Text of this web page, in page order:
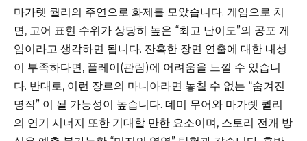
마가렛 퀄리의 주연으로 화제를 모았습니다. 게임으로 치
면, 고어 표현 수위가 상당히 높은 “최고 난이도”의 공포 게
임이라고 생각하면 됩니다. 잔혹한 장면 연출에 대한 내성
이 부족하다면, 플레이(관람)에 어려움을 느낄 수 있습니
다. 반대로, 이런 장르의 마니아라면 놓칠 수 없는 “숨겨진
명작” 이 될 가능성이 높습니다. 데미 무어와 마가렛 퀄리
의 연기 시너지 또한 기대할 만한 요소이며, 스토리 전개 방